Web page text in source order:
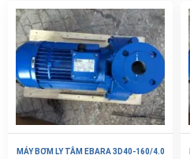
MÁY BƠM LY TÂM EBARA 3D40-160/4.0